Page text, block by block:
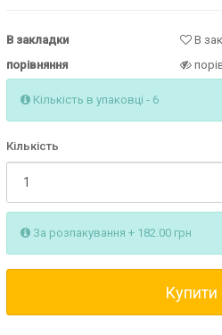
В закладки
В
порівняння
Кількість в упаковці - 6
Кількість
За розпакування + 182.00 грн
Купити